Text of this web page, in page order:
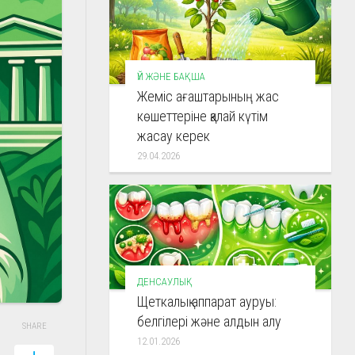
SHARE
ҮЙ ЖӘНЕ БАҚША
Жеміс ағаштарының жас
көшеттеріне қалай күтім
жасау керек
29.04.2026
ДЕНСАУЛЫҚ
Щеткалық аппарат ауруы:
белгілері және алдын алу
12.01.2026